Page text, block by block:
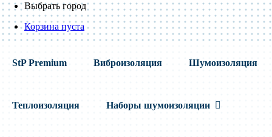
Выбрать город
Корзина пуста
StP Premium Виброизоляция Шумоизоляция
Теплоизоляция Наборы шумоизоляции